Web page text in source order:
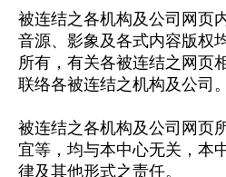
被连结之各机构及公司网页
音源、影象及各式内容版权
所有，有关各被连结之网页
联络各被连结之机构及公司。
被连结之各机构及公司网页
宜等，均与本中心无关，本
律及其他形式之责任。